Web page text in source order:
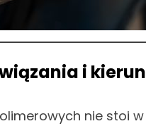
i
nie stoi